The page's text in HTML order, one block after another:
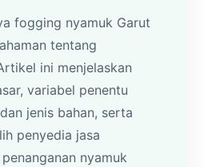
fogging nyamuk Garut
tentang
ini menjelaskan
variabel penentu
jenis bahan, serta
penyedia jasa
nyamuk